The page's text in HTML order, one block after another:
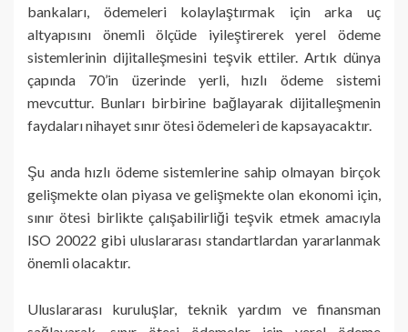
bankaları, ödemeleri kolaylaştırmak için arka uç
altyapısını önemli ölçüde iyileştirerek yerel ödeme
sistemlerinin dijitalleşmesini teşvik ettiler. Artık dünya
çapında 70’in üzerinde yerli, hızlı ödeme sistemi
mevcuttur. Bunları birbirine bağlayarak dijitalleşmenin
faydaları nihayet sınır ötesi ödemeleri de kapsayacaktır.
Şu anda hızlı ödeme sistemlerine sahip olmayan birçok
gelişmekte olan piyasa ve gelişmekte olan ekonomi için,
sınır ötesi birlikte çalışabilirliği teşvik etmek amacıyla
ISO 20022 gibi uluslararası standartlardan yararlanmak
önemli olacaktır.
Uluslararası kuruluşlar, teknik yardım ve finansman